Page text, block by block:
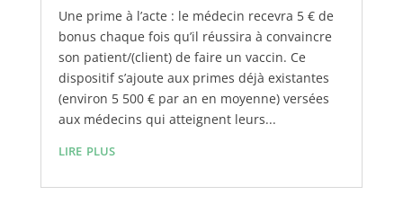
Une prime à l’acte : le médecin recevra 5 € de
bonus chaque fois qu’il réussira à convaincre
son patient/(client) de faire un vaccin. Ce
dispositif s’ajoute aux primes déjà existantes
(environ 5 500 € par an en moyenne) versées
aux médecins qui atteignent leurs...
lire plus